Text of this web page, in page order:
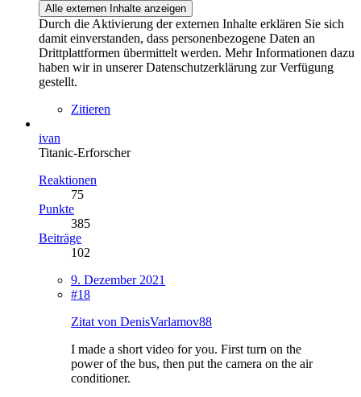
Alle externen Inhalte anzeigen
Durch die Aktivierung der externen Inhalte erklären Sie sich
damit einverstanden, dass personenbezogene Daten an
Drittplattformen übermittelt werden. Mehr Informationen dazu
haben wir in unserer Datenschutzerklärung zur Verfügung
gestellt.
Zitieren
ivan
Titanic-Erforscher
Reaktionen
75
Punkte
385
Beiträge
102
9. Dezember 2021
#18
Zitat von DenisVarlamov88
I made a short video for you. First turn on the
power of the bus, then put the camera on the air
conditioner.